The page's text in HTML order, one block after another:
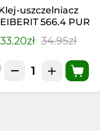
uszczelniacz
566.4 PUR
Czarny (0,355kg)
33.20zł 34.95zł